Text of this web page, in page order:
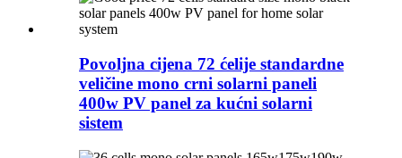
Povoljna cijena 72 ćelije standardne
veličine mono crni solarni paneli
400w PV panel za kućni solarni
sistem